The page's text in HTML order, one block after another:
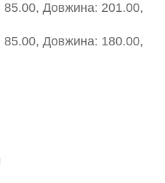
85.00, Довжина: 201.00,
85.00, Довжина: 180.00,